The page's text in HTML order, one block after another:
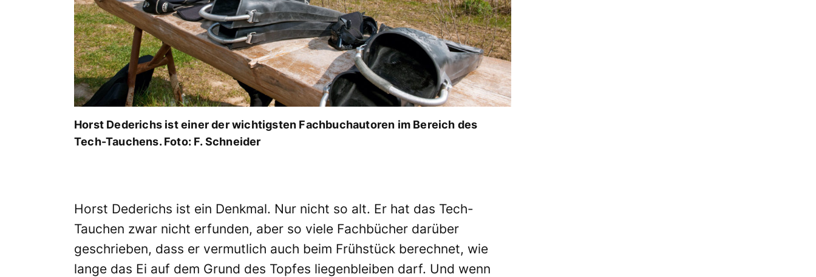
Horst Dederichs ist einer der wichtigsten Fachbuchautoren im Bereich des
Tech-Tauchens. Foto: F. Schneider
Horst Dederichs ist ein Denkmal. Nur nicht so alt. Er hat das Tech-
Tauchen zwar nicht erfunden, aber so viele Fachbücher darüber
geschrieben, dass er vermutlich auch beim Frühstück berechnet, wie
lange das Ei auf dem Grund des Topfes liegenbleiben darf. Und wenn